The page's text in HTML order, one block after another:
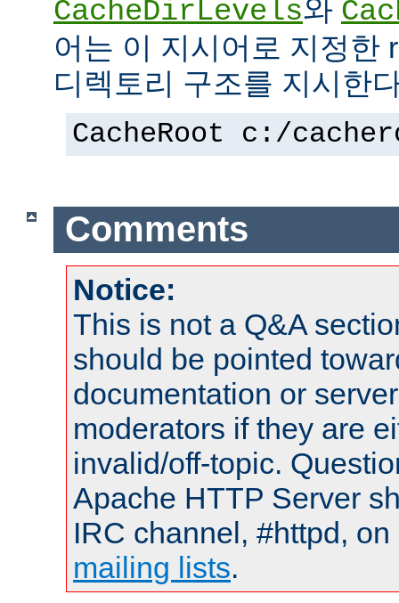
CacheDirLevels와
어는 이 지시어로 지정한
디렉토리 구조를 지시한
CacheRoot c:/
Comments
Notice:
This is not a Q&A
should be pointed
documentation or
moderators if they are
invalid/off-topic.
Apache HTTP Server
IRC channel, #httpd,
mailing lists.